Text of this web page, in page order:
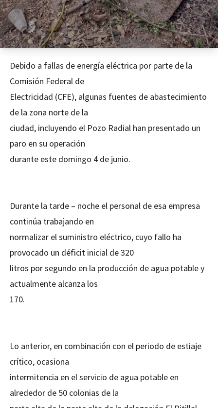
Debido a fallas de energía eléctrica por parte de la
Comisión Federal de
Electricidad (CFE), algunas fuentes de abastecimiento
de la zona norte de la
ciudad, incluyendo el Pozo Radial han presentado un
paro en su operación
durante este domingo 4 de junio.
Durante la tarde – noche el personal de esa empresa
continúa trabajando en
normalizar el suministro eléctrico, cuyo fallo ha
provocado un déficit inicial de 320
litros por segundo en la producción de agua potable y
actualmente alcanza los
170.
Lo anterior, en combinación con el periodo de estiaje
crítico, ocasiona
intermitencia en el servicio de agua potable en
alrededor de 50 colonias de la